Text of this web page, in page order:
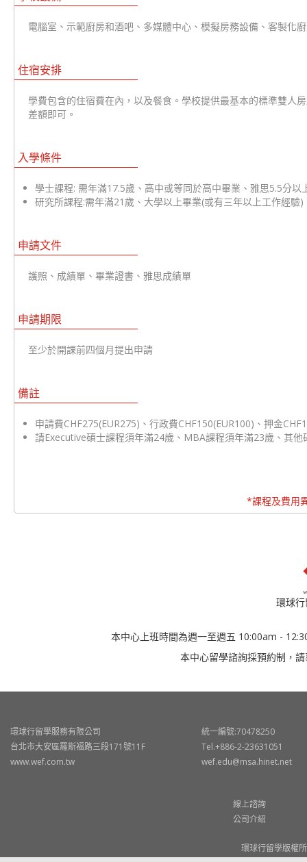
電腦室、示範廚房和酒吧、多媒體中心、模擬房務設備、客製化
住宿安排
學費包含的住宿費在內，以及餐食。學校提供最基本的標準雙人
差額即可。
入學條件
學士課程: 需年滿17.5歲、高中或等同於高中畢業、雅思5.5分以
研究所課程:需年滿21歲、大學以上畢業(或有三年以上工作經驗
申請文件
護照、成績單、畢業證書、雅思成績單
申請期限
至少於開課前四個月提出申請
備註
申請費CHF275(EUR275)、行政費CHF150(EUR100)、押金
請Executive碩士課程須年滿24歲、MBA課程須年滿23歲、其他
*課程及費用
環球
本中心上班時間為週一至週五 10:00am -
本中心留學諮詢採預約制，
環球行留學服務有限公司
台北市大安區羅斯福路三段171號11F
www.wef.com.tw
統一編號:70478250
Tel.+886-2-23631051
wef.edu@msa.hinet.net
線上諮詢
公司介紹
環球行留學版權